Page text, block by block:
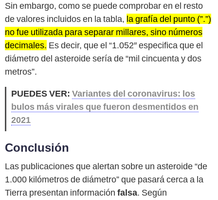
Sin embargo, como se puede comprobar en el resto
de valores incluidos en la tabla, la grafía del punto (”.”)
no fue utilizada para separar millares, sino números
decimales. Es decir, que el “1.052″ especifica que el
diámetro del asteroide sería de “mil cincuenta y dos
metros”.
PUEDES VER: Variantes del coronavirus: los
bulos más virales que fueron desmentidos en
2021
Conclusión
Las publicaciones que alertan sobre un asteroide “de
1.000 kilómetros de diámetro” que pasará cerca a la
Tierra presentan información falsa. Según